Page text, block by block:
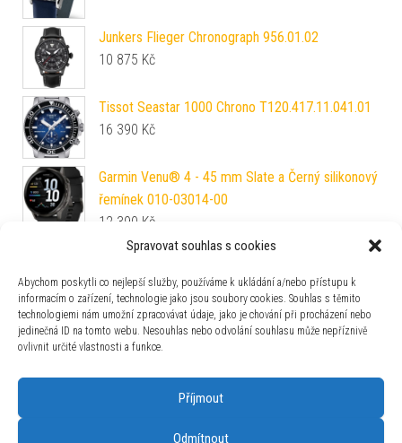
Spravovat souhlas s cookies
Abychom poskytli co nejlepší služby, používáme k ukládání a/nebo přístupu k
informacím o zařízení, technologie jako jsou soubory cookies. Souhlas s těmito
technologiemi nám umožní zpracovávat údaje, jako je chování při procházení nebo
jedinečná ID na tomto webu. Nesouhlas nebo odvolání souhlasu může nepříznivě
ovlivnit určité vlastnosti a funkce.
Příjmout
Odmítnout
Junkers Flieger Chronograph 956.01.02
10 875 Kč
Tissot Seastar 1000 Chrono T120.417.11.041.01
16 390 Kč
Garmin Venu® 4 - 45 mm Slate a Černý silikonový
řemínek 010-03014-00
12 390 Kč
Garmin Venu® X1 Moss s nylonovým řemínkem
ComfortFit v barvě Moss 010-02980-03
16 990Kč
Epos Timeless 3426.132.22.20.25
33 630Kč